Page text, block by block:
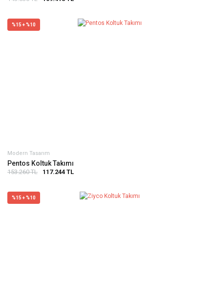
%15 + %10
Modern Tasarım
Pentos Koltuk Takımı
153.260 TL 117.244 TL
%15 + %10